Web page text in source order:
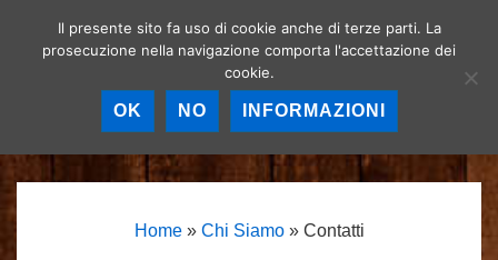
Birrerie artigianali a
Roma – La birra
artigianale nella
Home» Chi Siamo» Contatti
Il presente sito fa uso di cookie anche di terze parti. La
prosecuzione nella navigazione comporta l'accettazione dei
cookie.
OK NO INFORMAZIONI